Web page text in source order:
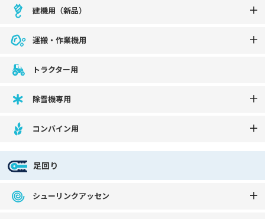
建機用（新品）
運搬・作業機用
トラクター用
除雪機専用
コンバイン用
足回り
シューリンクアッセン